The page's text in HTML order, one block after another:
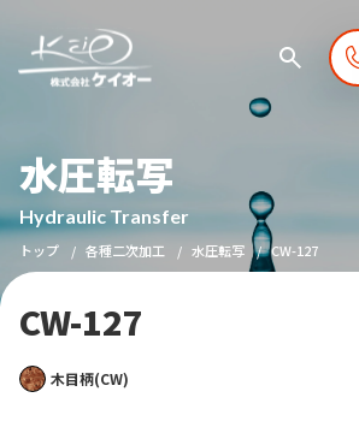
水圧転写
Hydraulic Transfer
トップ 各種二次加工 水圧転写 CW-127
CW-127
木目柄(CW)